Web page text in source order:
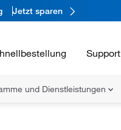
Jetzt sparen
Support
und Dienstleistungen